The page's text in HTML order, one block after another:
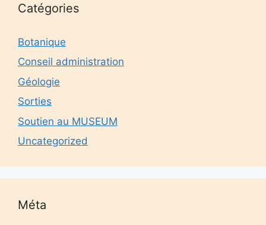
Catégories
Botanique
Conseil administration
Géologie
Sorties
Soutien au MUSEUM
Uncategorized
Méta